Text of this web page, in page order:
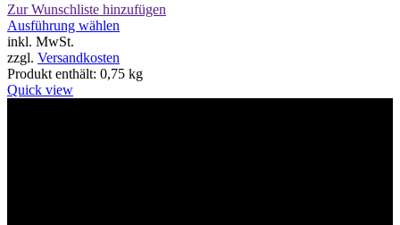
Zur Wunschliste hinzufügen
Ausführung wählen
mehrere
inkl. MwSt.
zzgl. Versandkosten
Produkt enthält: 0,75 kg
Quick view